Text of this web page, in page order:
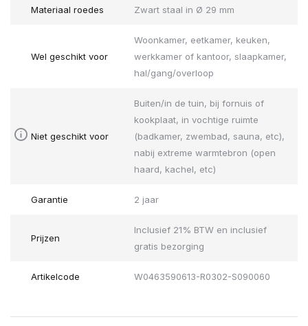
Materiaal roedes Zwart staal in Ø 29 mm
Wel geschikt voor
Woonkamer, eetkamer, keuken,
werkkamer of kantoor, slaapkamer,
hal/gang/overloop
Niet geschikt voor
Buiten/in de tuin, bij fornuis of
kookplaat, in vochtige ruimte
(badkamer, zwembad, sauna, etc),
nabij extreme warmtebron (open
haard, kachel, etc)
Garantie 2 jaar
Prijzen
Inclusief 21% BTW en inclusief
gratis bezorging
Artikelcode W0463590613-R0302-S090060